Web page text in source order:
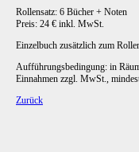
Rollensatz: 6 Bücher + Noten
Preis: 24 € inkl. MwSt.
Einzelbuch zusätzlich zum
Aufführungsbedingung: in
Einnahmen zzgl. MwSt.,
Zurück